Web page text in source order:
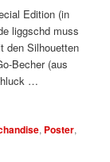
Edition (in
liggschd muss
den Silhouetten
Becher (aus
…
, Poster,